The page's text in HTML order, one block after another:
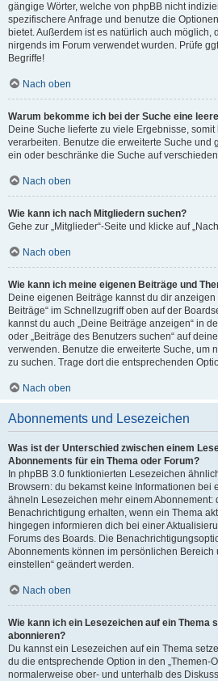
gängige Wörter, welche von phpBB nicht
spezifischere Anfrage und benutze die
bietet. Außerdem ist es natürlich auch möglich,
nirgends im Forum verwendet wurden. Prüfe
Begriffe!
Nach oben
Warum bekomme ich bei der Suche eine
Deine Suche lieferte zu viele Ergebnisse,
verarbeiten. Benutze die erweiterte Suche und
ein oder beschränke die Suche auf
Nach oben
Wie kann ich nach Mitgliedern suchen?
Gehe zur „Mitglieder“-Seite und klicke auf
Nach oben
Wie kann ich meine eigenen Beiträge und
Deine eigenen Beiträge kannst du dir
Beiträge“ im Schnellzugriff oben auf der
kannst du auch „Deine Beiträge anzeigen“ in
oder „Beiträge des Benutzers suchen“ auf
verwenden. Benutze die erweiterte Suche, um
zu suchen. Trage dort die entsprechenden
Nach oben
Abonnements und Lesezeichen
Was ist der Unterschied zwischen einem
Abonnements für ein Thema oder Forum?
In phpBB 3.0 funktionierten Lesezeichen
Browsern: du bekamst keine Informationen bei
ähneln Lesezeichen mehr einem Abonnement:
Benachrichtigung erhalten, wenn ein Thema
hingegen informieren dich bei einer
Forums des Boards. Die
Abonnements können im persönlichen Bereich
einstellen“ geändert werden.
Nach oben
Wie kann ich ein Lesezeichen auf ein Thema
abonnieren?
Du kannst ein Lesezeichen auf ein Thema
du die entsprechende Option in den „Themen-
normalerweise ober- und unterhalb des